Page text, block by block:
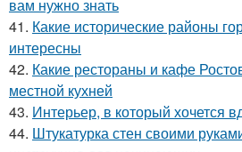
вам нужно знать
41. Какие исторические районы
интересны
42. Какие рестораны и кафе
местной кухней
43. Интерьер, в который хочется
44. Штукатурка стен своими